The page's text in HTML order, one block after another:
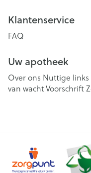
Klantenservice
FAQ
Uw apotheek
Over ons Nuttige links
van wachtVoorschrift